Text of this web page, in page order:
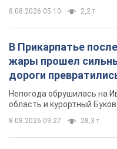
8.08.2026 05:10 2,2 т.
В Прикарпатье
жары прошел
дороги
Непогода обрушилась на
область и курортный
8.08.2026 09:27 28,3 т.